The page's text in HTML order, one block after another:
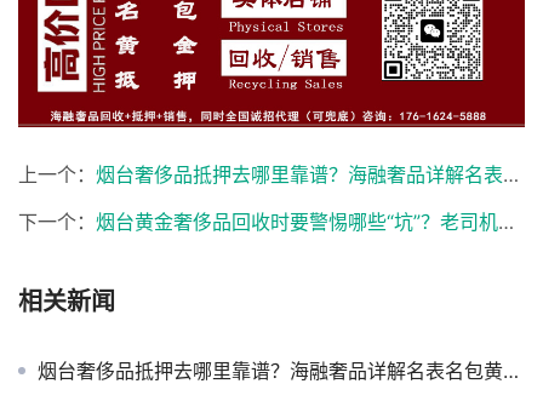
上一个： 烟台奢侈品抵押去哪里靠谱？海融奢品详解名表名包黄金变现全流程
下一个： 烟台黄金奢侈品回收时要警惕哪些“坑”？老司机教你见招拆招
相关新闻
烟台奢侈品抵押去哪里靠谱？海融奢品详解名表名包黄金变现全流程